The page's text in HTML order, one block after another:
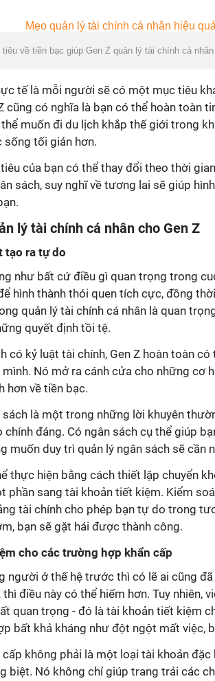
về tiền bạc giúp Gen Z quản lý tài chính cá
tế là mỗi người sẽ có một mục tiêu
cũng có nghĩa là bạn có thể hoàn toàn
muốn đi du lịch khắp thế giới trong
sống tối giản hơn.
của bạn có thể thay đổi theo thời
sách, suy nghĩ về tương lai sẽ giúp
lý tài chính cá nhân cho Gen Z
tạo ra tự do
như bất cứ điều gì quan trọng trong
hình thành thói quen tích cực, đồng
quản lý tài chính cá nhân là quan
quyết định tồi tệ.
có kỷ luật tài chính, Gen Z hoàn toàn
Nó mở ra cánh cửa cho những cơ
hơn về tiền bạc.
sách là một trong những lời khuyên
chính đáng. Có ngân sách cụ thể giúp
muốn duy trì quản lý ngân sách sẽ cần
thực hiện bằng cách thiết lập chuyển
phần sang tài khoản tiết kiệm. Kiểm
tài chính cho phép bạn tự do trong
bạn sẽ gặt hái được thành công.
cho các trường hợp khẩn cấp
người ở thế hệ trước thì có lẽ ai cũng
thì điều này có thể hiếm hơn. Tuy nhiên,
quan trọng - đó là tài khoản tiết kiệm
bất khả kháng như đột ngột mất việc,
cấp không phải là một loại tài khoản
biệt. Nó không chỉ giúp trang trải các